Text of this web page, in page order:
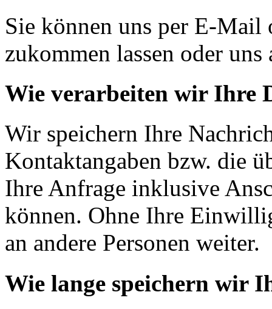
Sie können uns per E-Mail
zukommen lassen oder uns
Wie verarbeiten wir Ihre
Wir speichern Ihre
Kontaktangaben bzw. die
Ihre Anfrage inklusive
können. Ohne Ihre
an andere Personen weiter.
Wie lange speichern wir